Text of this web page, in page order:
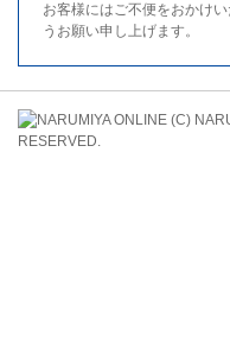
お客様にはご不便をおかけ
うお願い申し上げます。